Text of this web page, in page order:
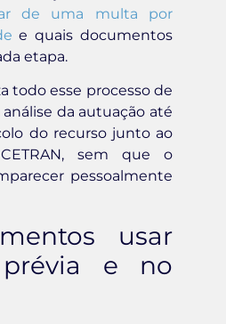
de uma multa por
e quais documentos
etapa.
todo esse processo de
da autuação até
do recurso junto ao
sem que o
pessoalmente
usar
e no